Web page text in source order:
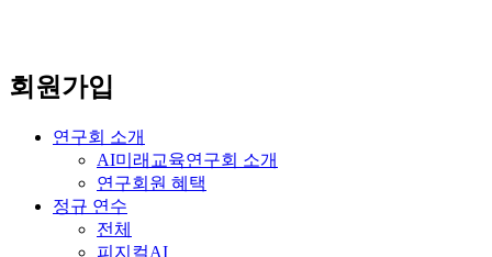
회원가입
연구회 소개
AI미래교육연구회 소개
연구회원 혜택
정규 연수
전체
피지컬AI